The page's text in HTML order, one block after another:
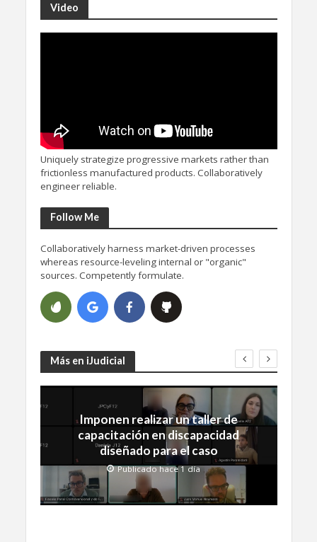
Video
Uniquely strategize progressive markets rather than
frictionless manufactured products. Collaboratively
engineer reliable.
Follow Me
Collaboratively harness market-driven processes
whereas resource-leveling internal or "organic"
sources. Competently formulate.
Más en iJudicial
Imponen realizar un taller de
capacitación en discapacidad
diseñado para el caso
Publicado hace 1 día